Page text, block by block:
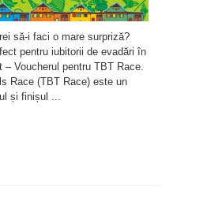
să-i faci o mare surpriză?
pentru iubitorii de evadări în
– Voucherul pentru TBT Race.
Race (TBT Race) este un
și finișul ...